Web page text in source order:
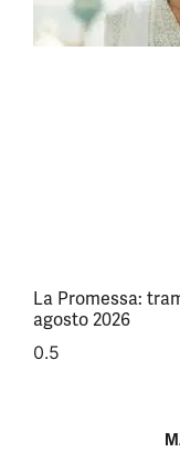
La Promessa:
agosto 2026